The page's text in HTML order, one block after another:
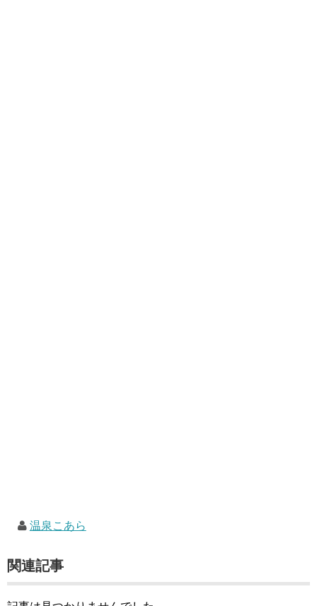
温泉こあら
関連記事